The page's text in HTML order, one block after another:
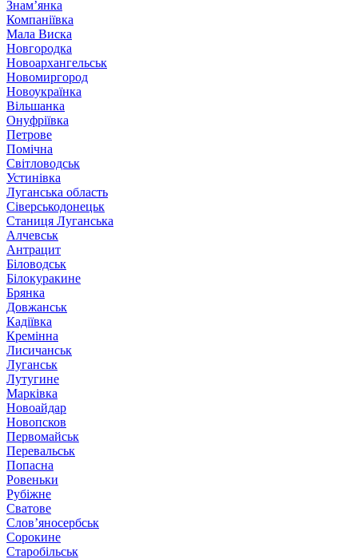
Знам’янка
Компаніївка
Мала Виска
Новгородка
Новоархангельськ
Новомиргород
Новоукраїнка
Вільшанка
Онуфріївка
Петрове
Помічна
Світловодськ
Устинівка
Луганська область
Сіверськодонецьк
Станиця Луганська
Алчевськ
Антрацит
Біловодськ
Білокуракине
Брянка
Довжанськ
Кадіївка
Кремінна
Лисичанськ
Луганськ
Лутугине
Марківка
Новоайдар
Новопсков
Первомайськ
Перевальськ
Попасна
Ровеньки
Рубіжне
Сватове
Слов’яносербськ
Сорокине
Старобільськ